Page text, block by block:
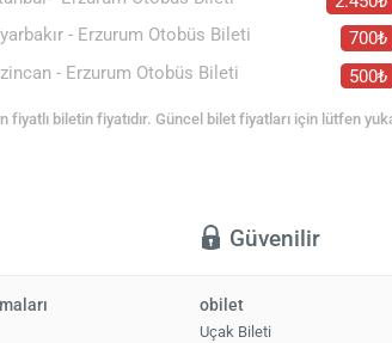
- Erzurum Otobüs Bileti 700₺
- Erzurum Otobüs Bileti 500₺
biletin fiyatıdır. Güncel bilet fiyatları için lütfen
Güvenilir
obilet
Uçak Bileti